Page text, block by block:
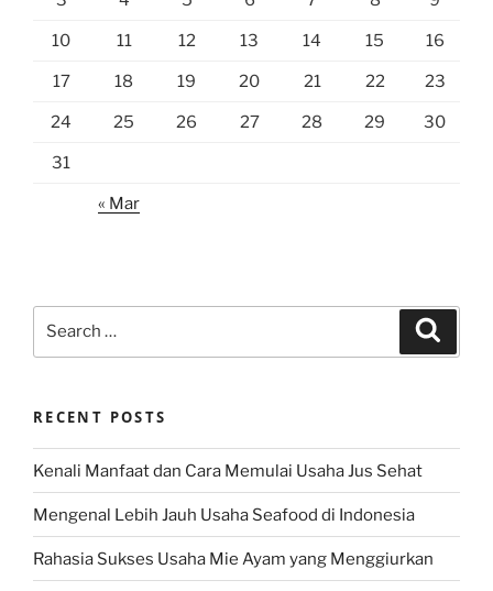
10 11 12 13 14 15 16
17 18 19 20 21 22 23
24 25 26 27 28 29 30
31
« Mar
RECENT POSTS
Kenali Manfaat dan Cara Memulai Usaha Jus Sehat
Mengenal Lebih Jauh Usaha Seafood di Indonesia
Rahasia Sukses Usaha Mie Ayam yang Menggiurkan